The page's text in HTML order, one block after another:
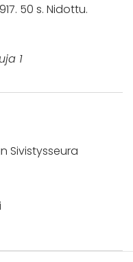
50 s. Nidottu.
1
Sivistysseura